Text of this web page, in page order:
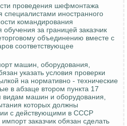
проведения шефмонтажа
специалистами иностранного
командирования
обучения за границей заказчик
объединению вместе с
соответствующее
машин, оборудования,
указать условия проверки
на нормативно - технические
в абзаце втором пункта 17
видам машин и оборудования,
которых должны
с действующими в СССР
заказчик обязан сделать